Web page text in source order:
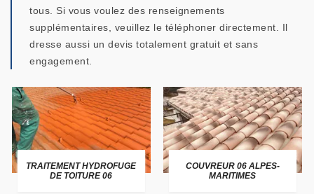
tous. Si vous voulez des renseignements
supplémentaires, veuillez le téléphoner directement. Il
dresse aussi un devis totalement gratuit et sans
engagement.
TRAITEMENT HYDROFUGE
DE TOITURE 06
COUVREUR 06 ALPES-
MARITIMES